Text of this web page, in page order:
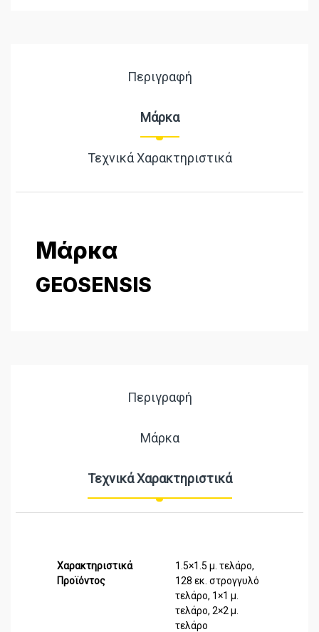
Περιγραφή
Μάρκα
Τεχνικά Χαρακτηριστικά
Μάρκα
GEOSENSIS
Περιγραφή
Μάρκα
Τεχνικά Χαρακτηριστικά
Χαρακτηριστικά
Προϊόντος
1.5×1.5 μ. τελάρο,
128 εκ. στρογγυλό
τελάρο, 1×1 μ.
τελάρο, 2×2 μ.
τελάρο